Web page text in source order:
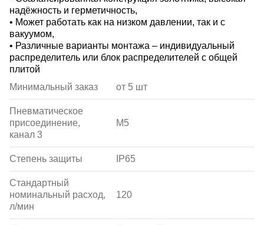
надёжность и герметичность,
• Может работать как на низком давлении, так и с
вакуумом,
• Различные варианты монтажа – индивидуальный
распределитель или блок распределителей с общей
плитой
Минимальный заказ
от 5 шт
Пневматическое
присоединение,
канал 3
M5
Степень защиты IP65
Стандартный
номинальный расход,
л/мин
120